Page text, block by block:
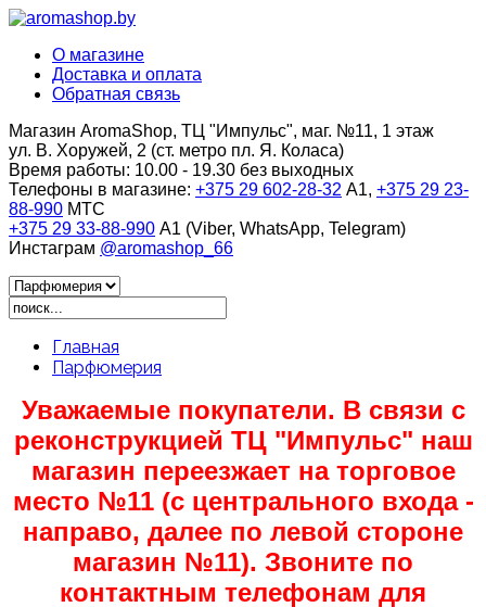
О магазине
Доставка и оплата
Обратная связь
Магазин AromaShop, ТЦ "Импульс", маг. №11, 1 этаж
ул. В. Хоружей, 2 (ст. метро пл. Я. Коласа)
Время работы: 10.00 - 19.30 без выходных
Телефоны в магазине: +375 29 602-28-32 A1, +375 29 23-
88-990 МТС
+375 29 33-88-990 A1 (Viber, WhatsApp, Telegram)
Инстаграм @aromashop_66
Главная
Парфюмерия
Уважаемые покупатели. В связи с
реконструкцией ТЦ "Импульс" наш
магазин переезжает на торговое
место №11 (с центрального входа -
направо, далее по левой стороне
магазин №11). Звоните по
контактным телефонам для